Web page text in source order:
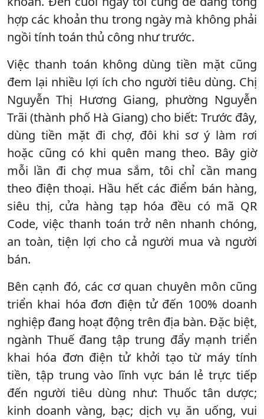
hợp các khoản thu trong ngày mà không phải
ngồi tính toán thủ công như trước.
Việc thanh toán không dùng tiền mặt cũng
đem lại nhiều lợi ích cho người tiêu dùng. Chị
Nguyễn Thị Hương Giang, phường Nguyễn
Trãi (thành phố Hà Giang) cho biết: Trước đây,
dùng tiền mặt đi chợ, đôi khi sơ ý làm rơi
hoặc cũng có khi quên mang theo. Bây giờ
mỗi lần đi chợ mua sắm, tôi chỉ cần mang
theo điện thoại. Hầu hết các điểm bán hàng,
siêu thị, cửa hàng tạp hóa đều có mã QR
Code, việc thanh toán trở nên nhanh chóng,
an toàn, tiện lợi cho cả người mua và người
bán.
Bên cạnh đó, các cơ quan chuyên môn cũng
triển khai hóa đơn điện tử đến 100% doanh
nghiệp đang hoạt động trên địa bàn. Đặc biệt,
ngành Thuế đang tập trung đẩy mạnh triển
khai hóa đơn điện tử khởi tạo từ máy tính
tiền, tập trung vào lĩnh vực bán lẻ trực tiếp
đến người tiêu dùng như: Thuốc tân dược;
kinh doanh vàng, bạc; dịch vụ ăn uống, vui